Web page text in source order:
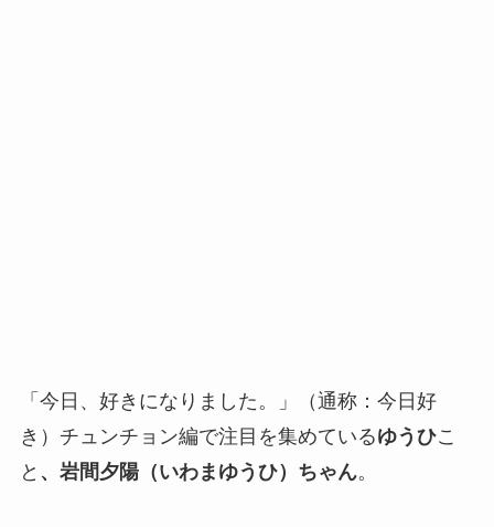
「今日、好きになりました。」（通称：今日好
き）チュンチョン編で注目を集めているゆうひこ
と 、岩間夕陽（いわまゆうひ）ちゃん。